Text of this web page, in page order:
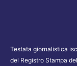
Testata giornalistica
del Registro Stampa